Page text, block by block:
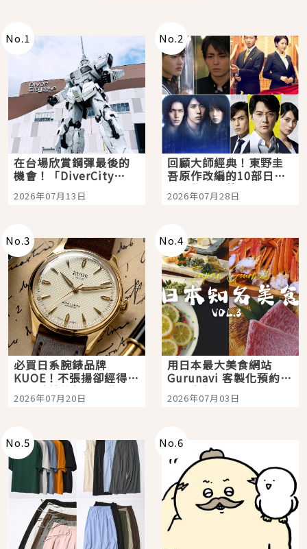
No.1
在台場欣賞鋼彈最後的
機會！「DiverCity
Tokyo Plaza」搭船、
購物、美食及夜景，一
2026年07月13日
No.2
回顧大師經典！東野圭
吾原作改編的10部日本
影視作品推薦
2026年07月28日
No.3
必買日系腕錶品牌
KUOE！不張揚卻經得起
時間洗鍊的經典之作五
選
2026年07月20日
No.4
用日本最大美食網站
Gurunavi 客製化預約九
大都市餐廳，打造專屬
美食體驗！
2026年07月03日
No.5 No.6